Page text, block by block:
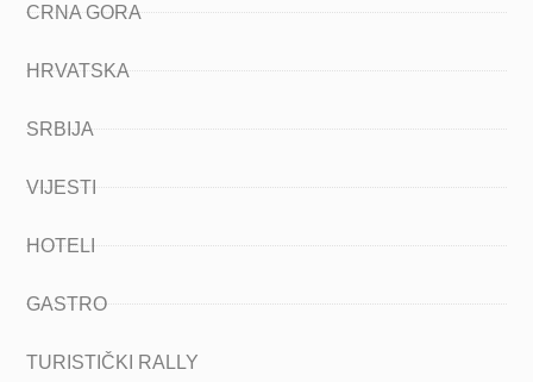
CRNA GORA
HRVATSKA
SRBIJA
VIJESTI
HOTELI
GASTRO
TURISTIČKI RALLY